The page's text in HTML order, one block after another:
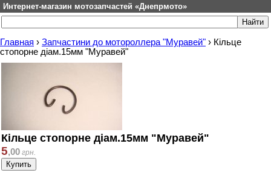
Интернет-магазин мотозапчастей «Днепрмото»
Главная › Запчастини до мотороллера "Муравей" › Кільце
стопорне діам.15мм "Муравей"
Кільце стопорне діам.15мм "Муравей"
5,00 грн.